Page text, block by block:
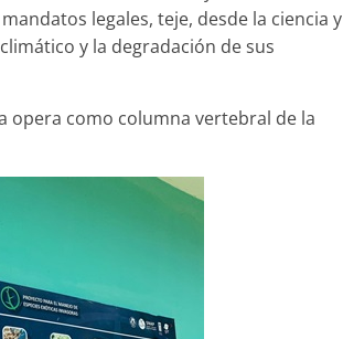
legales, teje, desde la ciencia y
y la degradación de sus
opera como columna vertebral de la